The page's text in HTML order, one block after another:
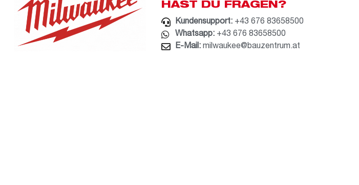
HAST DU FRAGEN?
Kundensupport: +43 676 83658500
Whatsapp: +43 676 83658500
E-Mail: milwaukee@bauzentrum.at